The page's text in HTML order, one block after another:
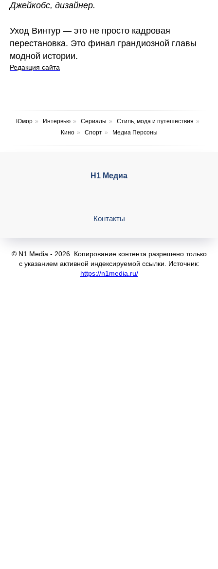
Джейкобс, дизайнер.
Уход Винтур — это не просто кадровая
перестановка. Это финал грандиозной главы
модной истории.
Редакция сайта
Юмор » Интервью » Сериалы » Стиль, мода и путешествия »
Кино » Спорт » Медиа Персоны
Н1 Медиа
Контакты
© N1 Media - 2026. Копирование контента разрешено только
с указанием активной индексируемой ссылки. Источник:
https://n1media.ru/